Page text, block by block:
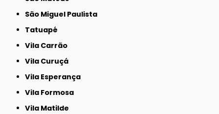
São Miguel Paulista
Tatuapé
Vila Carrão
Vila Curuçá
Vila Esperança
Vila Formosa
Vila Matilde